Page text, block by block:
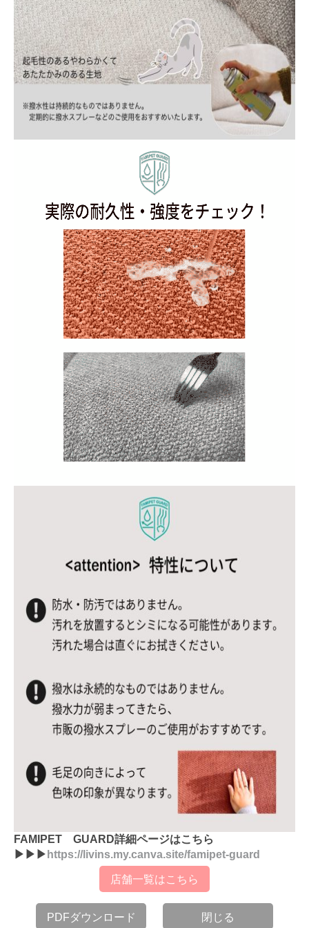
FAMIPET GUARD詳細ページはこちら
▶▶▶ https://livins.my.canva.site/famipet-guard
店舗一覧はこちら
PDFダウンロード 閉じる